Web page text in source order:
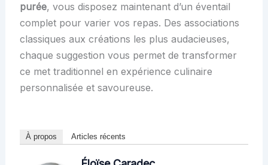
purée, vous disposez maintenant d’un éventail
complet pour varier vos repas. Des associations
classiques aux créations les plus audacieuses,
chaque suggestion vous permet de transformer
ce met traditionnel en expérience culinaire
personnalisée et savoureuse.
À propos Articles récents